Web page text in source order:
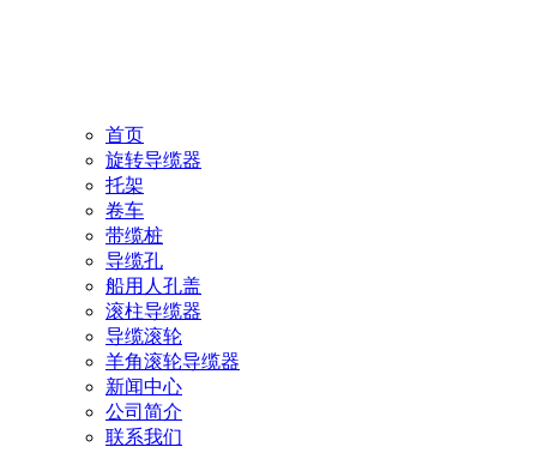
首页
旋转导缆器
托架
卷车
带缆桩
导缆孔
船用人孔盖
滚柱导缆器
导缆滚轮
羊角滚轮导缆器
新闻中心
公司简介
联系我们